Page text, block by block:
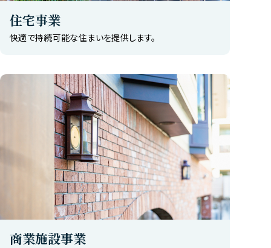
住宅事業
快適で持続可能な住まいを提供します。
商業施設事業